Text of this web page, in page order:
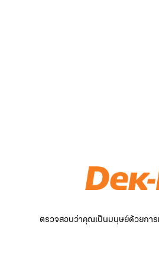
ตรวจสอบว่าคุณเป็นมนุษย์ด้วยการ